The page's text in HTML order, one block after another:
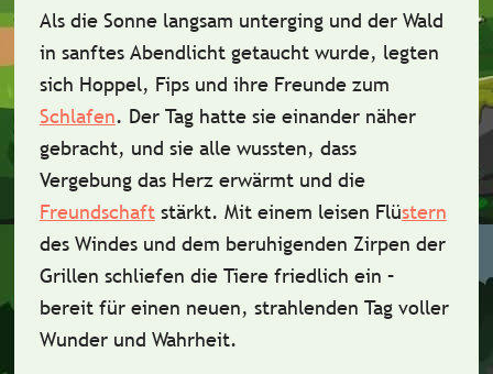
Als die Sonne langsam unterging und der Wald
in sanftes Abendlicht getaucht wurde, legten
sich Hoppel, Fips und ihre Freunde zum
Schlafen. Der Tag hatte sie einander näher
gebracht, und sie alle wussten, dass
Vergebung das Herz erwärmt und die
Freundschaftstärkt. Mit einem leisen Flüstern
des Windes und dem beruhigenden Zirpen der
Grillen schliefen die Tiere friedlich ein –
bereit für einen neuen, strahlenden Tag voller
Wunder und Wahrheit.